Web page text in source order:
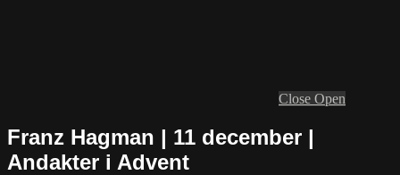
Close Open
Franz Hagman | 11 december |
Andakter i Advent